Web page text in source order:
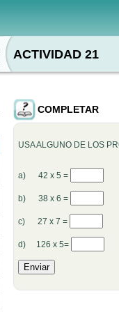
ACTIVIDAD 21
COMPLETAR
USA ALGUNO DE LOS
a) 42 x 5 =
b) 38 x 6 =
c) 27 x 7 =
d) 126 x 5=